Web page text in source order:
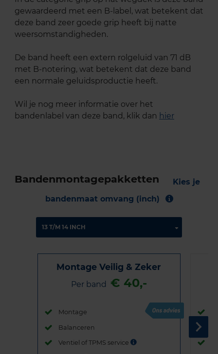
gewaardeerd met een B-label, wat betekent dat
deze band zeer goede grip heeft bij natte
weersomstandigheden.
De band heeft een extern rolgeluid van 71 dB
met B-notering, wat betekent dat deze band
een normale geluidsproductie heeft.
Wil je nog meer informatie over het
bandenlabel van deze band, klik dan hier
Bandenmontagepakketten
Kies je
bandenmaat omvang (inch)
Montage Veilig & Zeker
Per band € 40,-
Montage
Balanceren
Ventiel of TPMS service